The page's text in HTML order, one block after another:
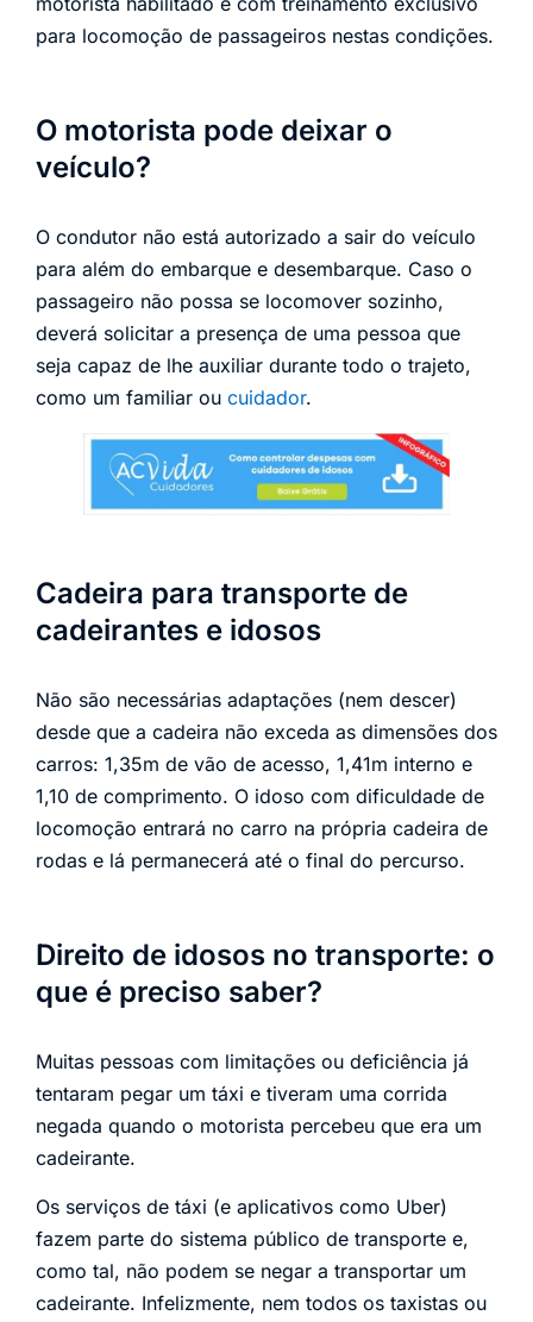
para locomoção de passageiros nestas condições.
O motorista pode deixar o
veículo?
O condutor não está autorizado a sair do veículo
para além do embarque e desembarque. Caso o
passageiro não possa se locomover sozinho,
deverá solicitar a presença de uma pessoa que
seja capaz de lhe auxiliar durante todo o trajeto,
como um familiar ou cuidador.
Cadeira para transporte de
cadeirantes e idosos
Não são necessárias adaptações (nem descer)
desde que a cadeira não exceda as dimensões dos
carros: 1,35m de vão de acesso, 1,41m interno e
1,10 de comprimento. O idoso com dificuldade de
locomoção entrará no carro na própria cadeira de
rodas e lá permanecerá até o final do percurso.
Direito de idosos no transporte: o
que é preciso saber?
Muitas pessoas com limitações ou deficiência já
tentaram pegar um táxi e tiveram uma corrida
negada quando o motorista percebeu que era um
cadeirante.
Os serviços de táxi (e aplicativos como Uber)
fazem parte do sistema público de transporte e,
como tal, não podem se negar a transportar um
cadeirante. Infelizmente, nem todos os taxistas ou